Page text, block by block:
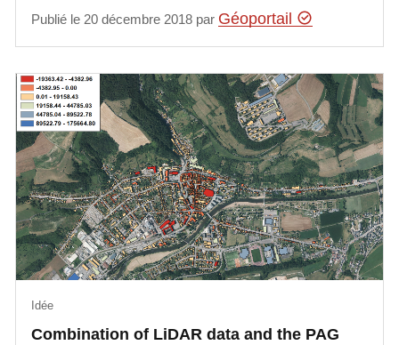
Publié le 20 décembre 2018 par Géoportail
Combination of LiDAR data and the PAG
Idée